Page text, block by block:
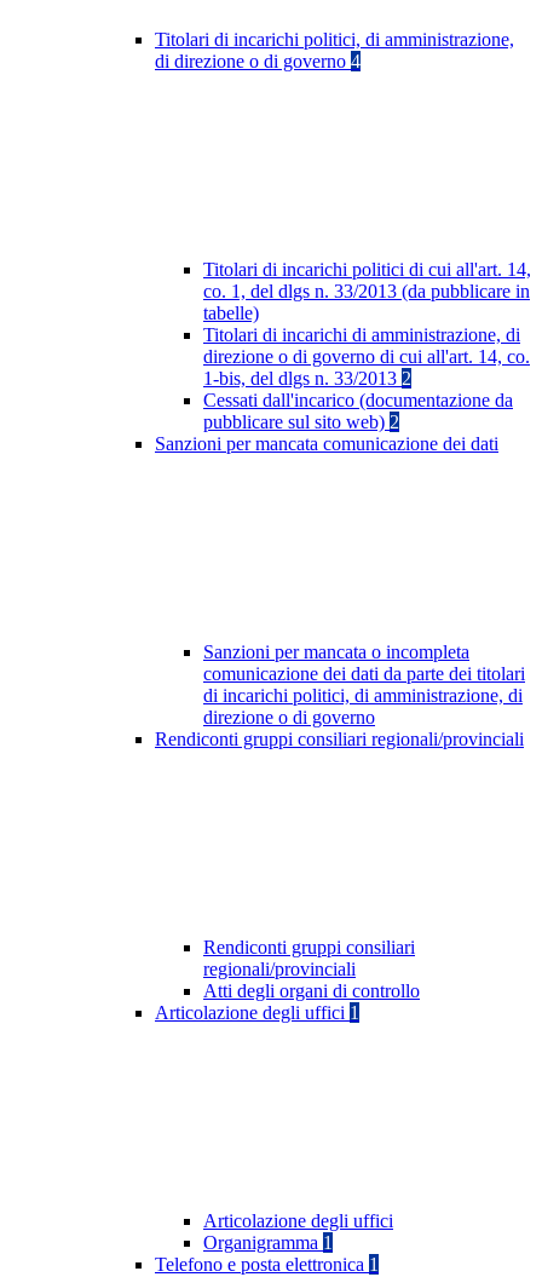
Titolari di incarichi politici, di amministrazione,
di direzione o di governo 4
Titolari di incarichi politici di cui all'art. 14,
co. 1, del dlgs n. 33/2013 (da pubblicare in
tabelle)
Titolari di incarichi di amministrazione, di
direzione o di governo di cui all'art. 14, co.
1-bis, del dlgs n. 33/2013 2
Cessati dall'incarico (documentazione da
pubblicare sul sito web) 2
Sanzioni per mancata comunicazione dei dati
Sanzioni per mancata o incompleta
comunicazione dei dati da parte dei titolari
di incarichi politici, di amministrazione, di
direzione o di governo
Rendiconti gruppi consiliari regionali/provinciali
Rendiconti gruppi consiliari
regionali/provinciali
Atti degli organi di controllo
Articolazione degli uffici 1
Articolazione degli uffici
Organigramma 1
Telefono e posta elettronica 1